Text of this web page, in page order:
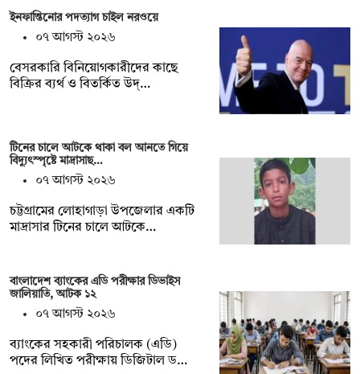
ইনফান্তিনোর পদত্যাগ চাইল নরওয়ে
০৭ আগস্ট ২০২৬
বেসরকারি বিনিয়োগকারীদের কাছে
বিক্রির ব্যর্থ ও বিতর্কিত উদ্…
টিনের চালে আটকে থাকা বল আনতে গিয়ে
বিদ্যুৎস্পৃষ্টে মাদ্রাসাছ…
০৭ আগস্ট ২০২৬
চট্টগ্রামের লোহাগাড়া উপজেলার একটি
মাদ্রাসার টিনের চালে আটকে…
বাংলাদেশ ব্যাংকের এডি পরীক্ষার ডিভাইস
জালিয়াতি, আটক ১২
০৭ আগস্ট ২০২৬
ব্যাংকের সহকারী পরিচালক (এডি)
পদের লিখিত পরীক্ষায় ডিজিটাল ড…